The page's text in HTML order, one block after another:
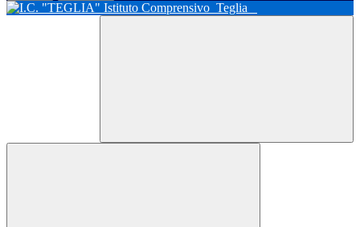
Istituto Comprensivo Teglia